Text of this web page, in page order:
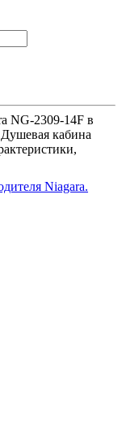
NG-2309-14F в
кабина
Niagara.